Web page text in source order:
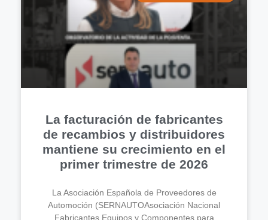
La facturación de fabricantes
de recambios y distribuidores
mantiene su crecimiento en el
primer trimestre de 2026
La Asociación Española de Proveedores de
Automoción (SERNAUTOAsociación Nacional
Fabricantes Equipos y Componentes para